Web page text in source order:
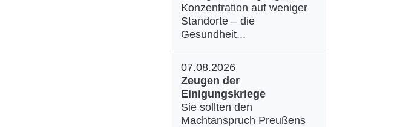
Konzentration auf weniger
Standorte – die
Gesundheit...
07.08.2026
Zeugen der
Einigungskriege
Sie sollten den
Machtanspruch Preußens